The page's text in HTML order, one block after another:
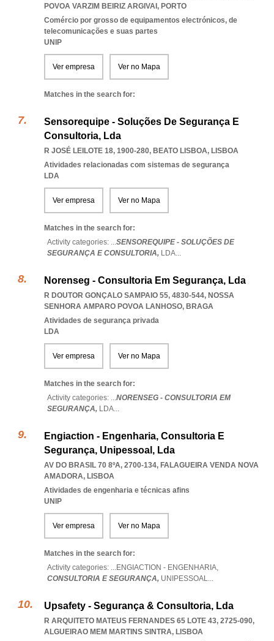
POVOA VARZIM BEIRIZ ARGIVAI , PORTO
Comércio por grosso de equipamentos electrónicos, de
telecomunicações e suas partes
UNIP
Ver empresa Ver no Mapa
Matches in the search for:
Sensorequipe - Soluções De Segurança E
Consultoria, Lda
R JOSÉ LEILOTE 18, 1900-280, BEATO LISBOA, LISBOA
Atividades relacionadas com sistemas de segurança
LDA
Ver empresa Ver no Mapa
Matches in the search for:
Activity categories: ...SENSOREQUIPE - SOLUÇÕES DE
SEGURANÇA E CONSULTORIA, LDA...
Norenseg - Consultoria Em Segurança, Lda
R DOUTOR GONÇALO SAMPAIO 55, 4830-544, NOSSA
SENHORA AMPARO POVOA LANHOSO, BRAGA
Atividades de segurança privada
LDA
Ver empresa Ver no Mapa
Matches in the search for:
Activity categories: ...NORENSEG - CONSULTORIA EM
SEGURANÇA, LDA...
Engiaction - Engenharia, Consultoria E
Segurança, Unipessoal, Lda
AV DO BRASIL 70 8ºA, 2700-134, FALAGUEIRA VENDA NOVA
AMADORA, LISBOA
Atividades de engenharia e técnicas afins
UNIP
Ver empresa Ver no Mapa
Matches in the search for:
Activity categories: ...ENGIACTION - ENGENHARIA,
CONSULTORIA E SEGURANÇA, UNIPESSOAL...
Upsafety - Segurança & Consultoria, Lda
R ARQUITETO MATEUS FERNANDES 65 LOTE 43, 2725-090,
ALGUEIRAO MEM MARTINS SINTRA, LISBOA